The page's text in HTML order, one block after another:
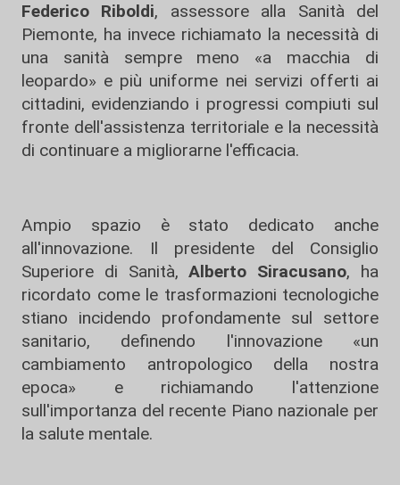
Federico Riboldi, assessore alla Sanità del
Piemonte, ha invece richiamato la necessità di
una sanità sempre meno «a macchia di
leopardo» e più uniforme nei servizi offerti ai
cittadini, evidenziando i progressi compiuti sul
fronte dell'assistenza territoriale e la necessità
di continuare a migliorarne l'efficacia.
Ampio spazio è stato dedicato anche
all'innovazione. Il presidente del Consiglio
Superiore di Sanità,Alberto Siracusano, ha
ricordato come le trasformazioni tecnologiche
stiano incidendo profondamente sul settore
sanitario, definendo l'innovazione «un
cambiamento antropologico della nostra
epoca» e richiamando l'attenzione
sull'importanza del recente Piano nazionale per
la salute mentale.